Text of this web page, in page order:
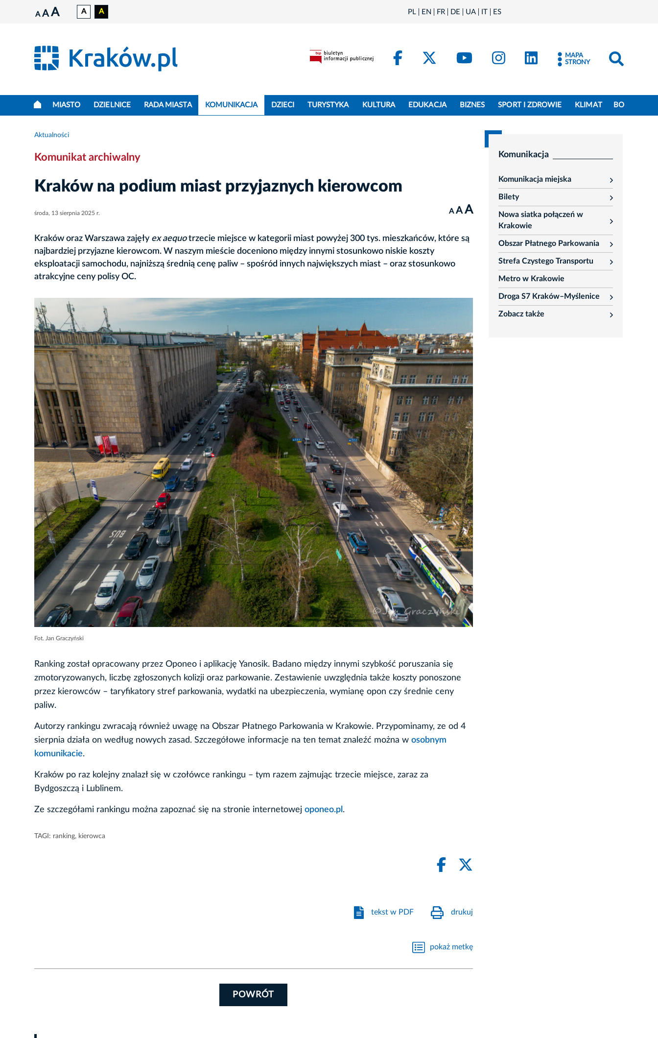
A A A A A PL EN FR DE UA IT ES
FacebookKraków - X
Kraków - YouTube
Kraków - Instagram
Kraków - LinkedIn
MAPA
STRONY
MIASTO DZIELNICE RADA MIASTA KOMUNIKACJA DZIECI TURYSTYKA KULTURA EDUKACJA BIZNES SPORT I ZDROWIE KLIMAT BO
Aktualności
Komunikat archiwalny
Kraków na podium miast przyjaznych kierowcom
środa, 13 sierpnia 2025 r. A A A
Kraków oraz Warszawa zajęły ex aequotrzecie miejsce w kategorii miast powyżej 300 tys. mieszkańców, które są
najbardziej przyjazne kierowcom. W naszym mieście doceniono między innymi stosunkowo niskie koszty
eksploatacji samochodu, najniższą średnią cenę paliw – spośród innych największych miast – oraz stosunkowo
atrakcyjne ceny polisy OC.
Fot. Jan Graczyński
Ranking został opracowany przez Oponeo i aplikację Yanosik. Badano między innymi szybkość poruszania się
zmotoryzowanych, liczbę zgłoszonych kolizji oraz parkowanie. Zestawienie uwzględnia także koszty ponoszone
przez kierowców – taryfikatory stref parkowania, wydatki na ubezpieczenia, wymianę opon czy średnie ceny
paliw.
Autorzy rankingu zwracają również uwagę na Obszar Płatnego Parkowania w Krakowie. Przypominamy, ze od 4
sierpnia działa on według nowych zasad. Szczegółowe informacje na ten temat znaleźć można w osobnym
komunikacie.
Kraków po raz kolejny znalazł się w czołówce rankingu – tym razem zajmując trzecie miejsce, zaraz za
Bydgoszczą i Lublinem.
Ze szczegółami rankingu można zapoznać się na stronie internetowej oponeo.pl .
TAGI: ranking, kierowca
tekst w PDF drukuj
pokaż metkę
POWRÓT
Komunikacja
Komunikacja miejska
rozwiń
Bilety
rozwiń
Nowa siatka połączeń w
Krakowie
rozwiń
Obszar Płatnego Parkowania
rozwiń
Strefa Czystego Transportu
rozwiń
Metro w Krakowie
Droga S7 Kraków–Myślenice
rozwiń
Zobacz także
rozwiń